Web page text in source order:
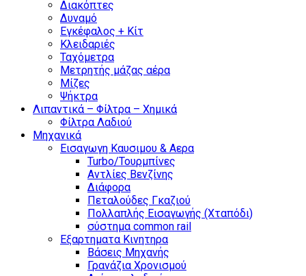
Διακόπτες
Δυναμό
Εγκέφαλος + Κίτ
Κλειδαριές
Ταχόμετρα
Μετρητής μάζας αέρα
Μίζες
Ψήκτρα
Λιπαντικά – Φίλτρα – Χημικά
Φίλτρα Λαδιού
Μηχανικά
Εισαγωγη Καυσιμου & Αερα
Turbo/Τουρμπίνες
Αντλίες Βενζίνης
Διάφορα
Πεταλούδες Γκαζιού
Πολλαπλής Εισαγωγής (Χταπόδι)
σύστημα common rail
Εξαρτηματα Κινητηρα
Βάσεις Μηχανής
Γρανάζια Χρονισμού